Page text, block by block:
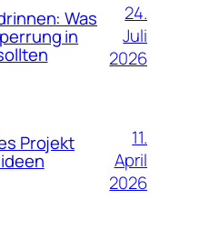
Was
in
24.
Juli
2026
Projekt
11.
April
2026